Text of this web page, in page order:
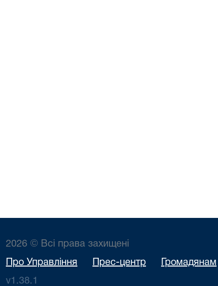
2026 © Всі права захищені
Про Управління Прес-центр Громадянам
v1.38.1